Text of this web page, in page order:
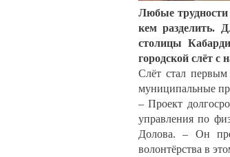
Любые трудности
кем разделить.
столицы
городской слёт
Слёт стал
муниципальные
– Проект
управления по
Долова. – Он
волонтёрства в